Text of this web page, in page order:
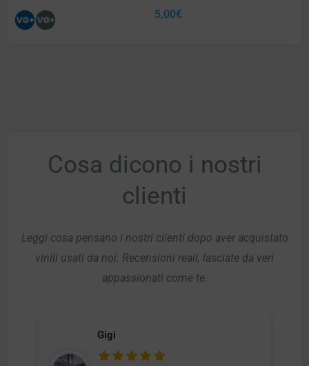
5,00€
Cosa dicono i nostri
clienti
Leggi cosa pensano i nostri clienti dopo aver acquistato
vinili usati da noi. Recensioni reali, lasciate da veri
appassionati come te.
Gigi